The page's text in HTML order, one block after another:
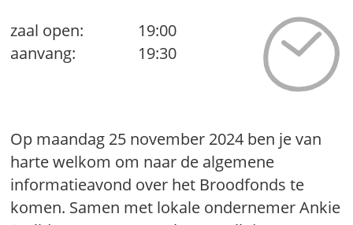
zaal open:
19:00
aanvang:
19:30
Op maandag 25 november 2024 ben je van
harte welkom om naar de algemene
informatieavond over het Broodfonds te
komen. Samen met lokale ondernemer Ankie